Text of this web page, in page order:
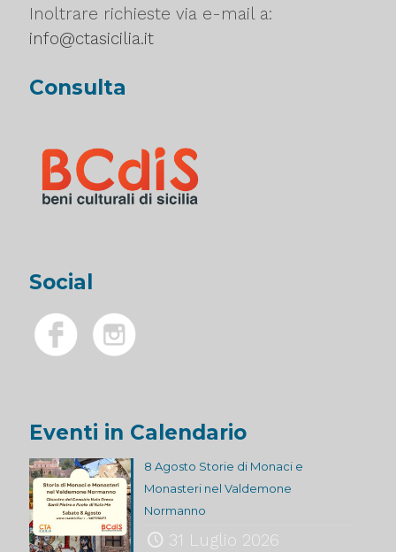
Inoltrare richieste via e-mail a:
info@ctasicilia.it
Consulta
Social
Eventi in Calendario
8 Agosto Storie di Monaci e
Monasteri nel Valdemone
Normanno
31 Luglio 2026